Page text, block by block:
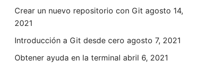
Crear un nuevo repositorio con Git agosto 14,
2021
Introducción a Git desde cero agosto 7, 2021
Obtener ayuda en la terminal abril 6, 2021